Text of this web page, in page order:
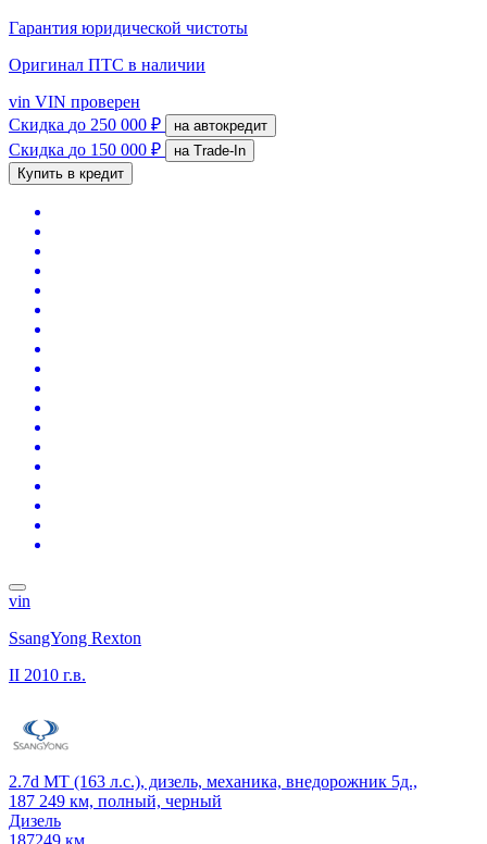
Гарантия юридической чистоты
Оригинал ПТС в наличии
vin VIN проверен
Скидка до 250 000 ₽ на автокредит
Скидка до 150 000 ₽
на Trade-In
Купить в кредит
vin
SsangYong Rexton
II 2010 г.в.
2.7d MT (163 л.с.), дизель, механика, внедорожник 5д.,
187 249 км, полный, черный
Дизель
187249 км.